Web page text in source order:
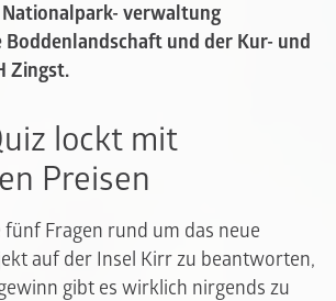
verwaltung
und der Kur- und
Zingst.
lockt mit
Preisen
fünf Fragen rund um das neue
auf der Insel Kirr zu beantworten,
gibt es wirklich nirgends zu